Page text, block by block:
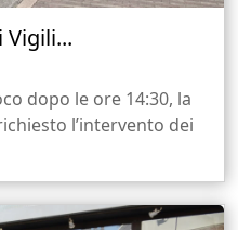
dopo le ore 14:30, la
l’intervento dei